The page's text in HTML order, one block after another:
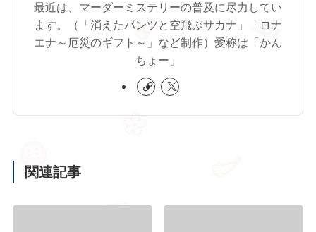
最近は、マーダーミステリーの普及に尽力してい
ます。（「消えたパンツと空飛ぶサカナ」「ロナ
エナ～厄災のギフト～」など制作）愛称は「かん
ちょー」
関連記事